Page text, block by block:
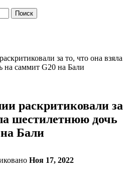
за то, что она взяла
на саммит G20 на Бали
раскритиковали за
шестилетнюю дочь
Бали
Ноя 17, 2022